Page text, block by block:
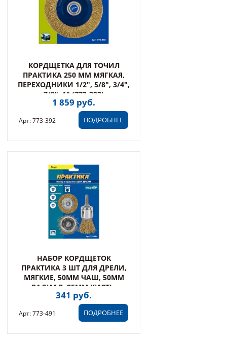
КОРДЩЕТКА ДЛЯ ТОЧИЛ
ПРАКТИКА 250 ММ МЯГКАЯ,
ПЕРЕХОДНИКИ 1/2", 5/8", 3/4",
7/8", 1" (773-392)
1 859 руб.
ПОДРОБНЕЕ
Арт: 773-392
НАБОР КОРДЩЕТОК
ПРАКТИКА 3 ШТ ДЛЯ ДРЕЛИ,
МЯГКИЕ, 50ММ ЧАШ, 50ММ
РАДИАЛ, 25ММ КИСТЬ,
БЛИСТЕ (773-491)
341 руб.
ПОДРОБНЕЕ
Арт: 773-491